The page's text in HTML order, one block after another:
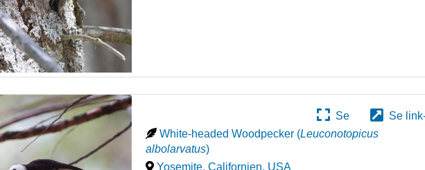
Se
Se
White-headed Woodpecker (Leuconotopicus
albolarvatus)
Yosemite, Californien, USA